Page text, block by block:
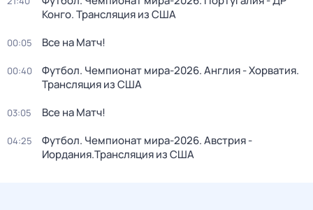
Конго. Трансляция из США
00:05 Все на Матч!
00:40
Футбол. Чемпионат мира-2026. Англия - Хорватия.
Трансляция из США
03:05 Все на Матч!
04:25
Футбол. Чемпионат мира-2026. Австрия -
Иордания.Трансляция из США